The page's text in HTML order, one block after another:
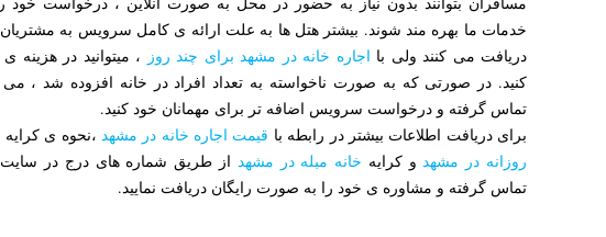
خدمات ما بهره مند شوند. بیشتر هتل ها به علت ارائه ی کامل سرویس به
دریافت می کنند ولی با اجاره خانه در مشهد برای چند روز ، میتوانید در
کنید. در صورتی که به صورت ناخواسته به تعداد افراد در خانه افزوده شد ، می
تماس گرفته و درخواست سرویس اضافه تر برای مهمانان خود کنید.
برای دریافت اطلاعات بیشتر در رابطه با قیمت اجاره خانه در مشهد ،نحوه ی کرایه
روزانه در مشهدو کرایه خانه مبله در مشهد از طریق شماره های درج در سایت
تماس گرفته و مشاوره ی خود را به صورت رایگان دریافت نمایید.